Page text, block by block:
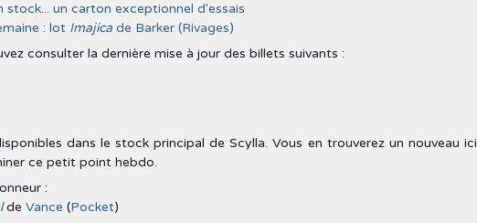
stock... un carton exceptionnel d'essais
: lot Imajica de Barker (Rivages)
consulter la dernière mise à jour des billets suivants :
dans le stock principal de Scylla. Vous en trouverez un nouveau ici
ce petit point hebdo.
:
de Vance (Pocket)